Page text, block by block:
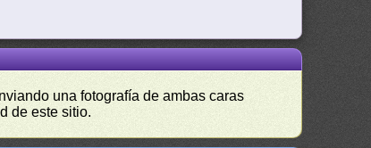
una fotografía de ambas caras
de este sitio.